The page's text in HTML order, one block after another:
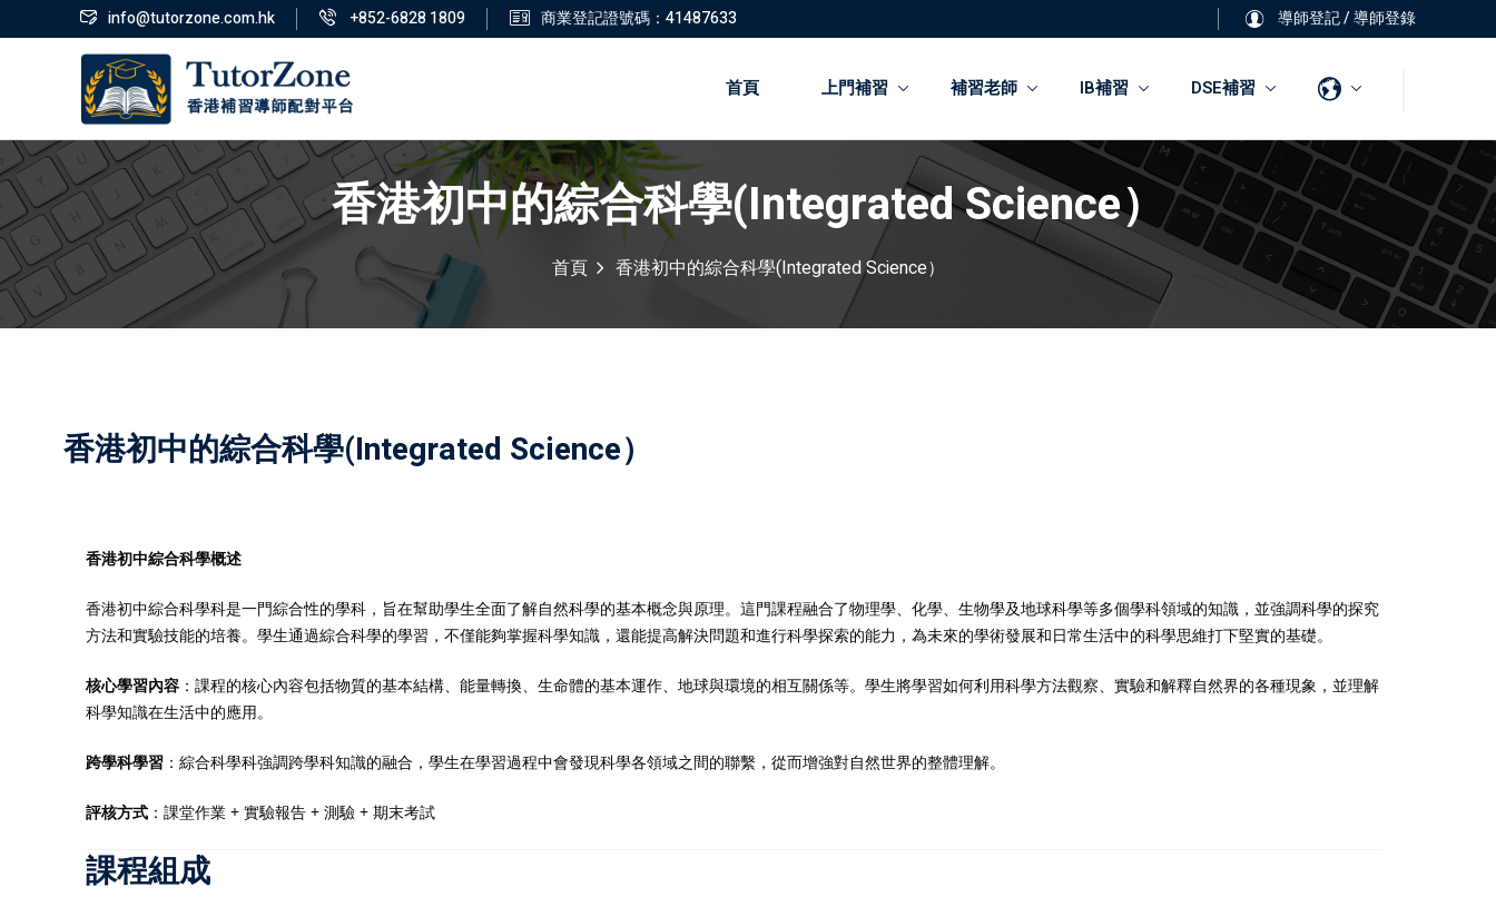
info@tutorzone.com.hk +852-6828 1809 商業登記證號碼：41487633 導師登記/導師登錄
首頁 上門補習 補習老師 IB補習 DSE補習
香港初中的綜合科學(Integrated Science）
首頁 香港初中的綜合科學(Integrated Science）
香港初中的綜合科學(Integrated Science）
香港初中綜合科學概述
香港初中綜合科學科是一門綜合性的學科，旨在幫助學生全面了解自然科學的基本概念與原理。這門課程融合了物理學、化學、生物學及地球科學等多個學科領域的知識，並強調科學的探究
方法和實驗技能的培養。學生通過綜合科學的學習，不僅能夠掌握科學知識，還能提高解決問題和進行科學探索的能力，為未來的學術發展和日常生活中的科學思維打下堅實的基礎。
核心學習內容 ：課程的核心內容包括物質的基本結構、能量轉換、生命體的基本運作、地球與環境的相互關係等。學生將學習如何利用科學方法觀察、實驗和解釋自然界的各種現象，並理解
科學知識在生活中的應用。
跨學科學習 ：綜合科學科強調跨學科知識的融合，學生在學習過程中會發現科學各領域之間的聯繫，從而增強對自然世界的整體理解。
評核方式 ：課堂作業 + 實驗報告 + 測驗 + 期末考試
課程組成
登錄 註冊
登錄
您還沒有帳號?註冊